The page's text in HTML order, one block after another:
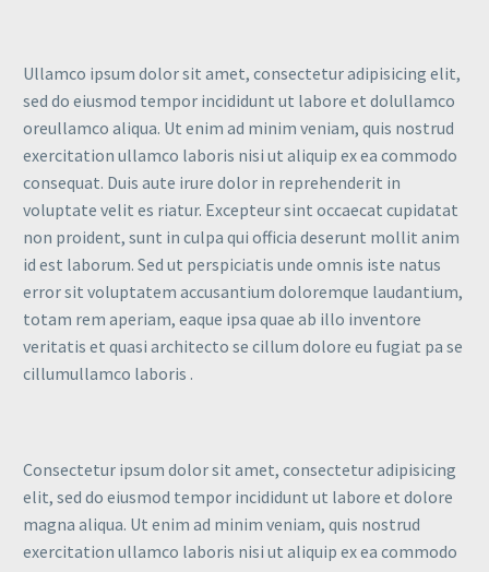
Ullamco ipsum dolor sit amet, consectetur adipisicing elit,
sed do eiusmod tempor incididunt ut labore et dolullamco
oreullamco aliqua. Ut enim ad minim veniam, quis nostrud
exercitation ullamco laboris nisi ut aliquip ex ea commodo
consequat. Duis aute irure dolor in reprehenderit in
voluptate velit es riatur. Excepteur sint occaecat cupidatat
non proident, sunt in culpa qui officia deserunt mollit anim
id est laborum. Sed ut perspiciatis unde omnis iste natus
error sit voluptatem accusantium doloremque laudantium,
totam rem aperiam, eaque ipsa quae ab illo inventore
veritatis et quasi architecto se cillum dolore eu fugiat pa se
cillumullamco laboris .
Consectetur ipsum dolor sit amet, consectetur adipisicing
elit, sed do eiusmod tempor incididunt ut labore et dolore
magna aliqua. Ut enim ad minim veniam, quis nostrud
exercitation ullamco laboris nisi ut aliquip ex ea commodo